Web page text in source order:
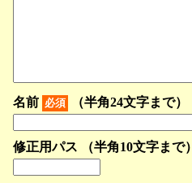
名前 必須 （半角24文字まで）
修正用パス （半角10文字まで）